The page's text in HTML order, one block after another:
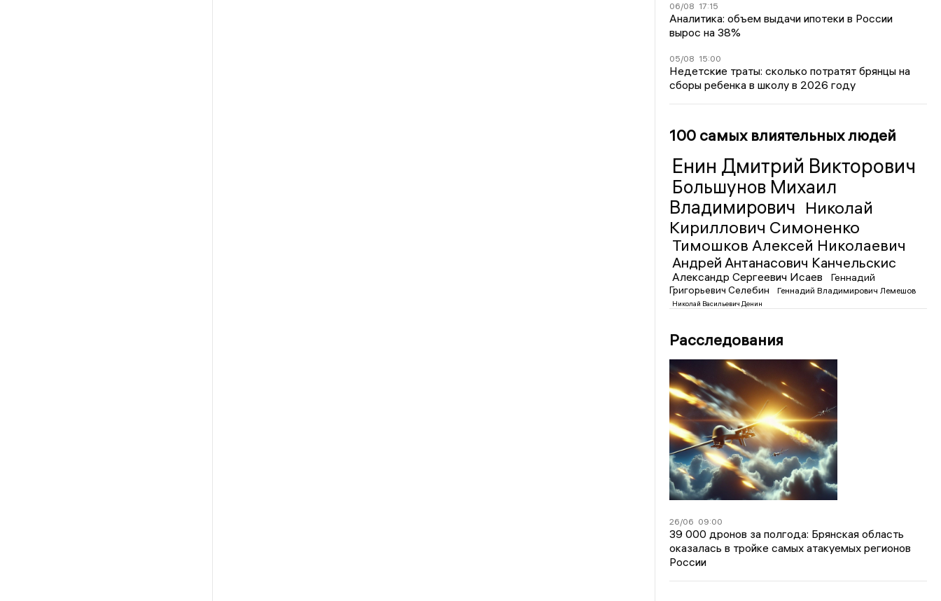
06/08 17:15
Аналитика: объем выдачи ипотеки в России
вырос на 38%
05/08 15:00
Недетские траты: сколько потратят брянцы на
сборы ребенка в школу в 2026 году
100 самых влиятельных людей
Енин Дмитрий Викторович
Большунов Михаил
Владимирович Николай
Кириллович Симоненко
Тимошков Алексей Николаевич
Андрей Антанасович Канчельскис
Александр Сергеевич Исаев
Геннадий
Григорьевич Селебин
Геннадий Владимирович Лемешов
Николай Васильевич Денин
Расследования
26/06 09:00
39 000 дронов за полгода: Брянская область
оказалась в тройке самых атакуемых регионов
России